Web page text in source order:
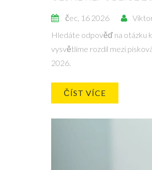
čec, 16 2026
Hledáte odpověď na otázku
vysvětlíme rozdíl mezi
2026.
ČÍST VÍCE